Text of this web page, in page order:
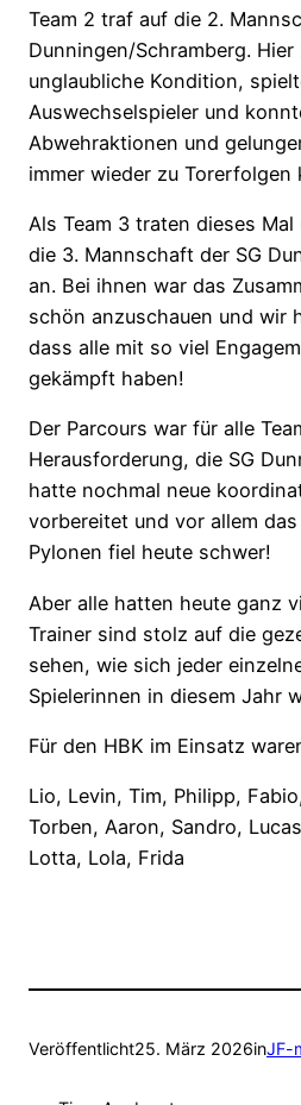
Team 2 traf auf die 2.
Dunningen/Schramberg.
unglaubliche Kondition,
Auswechselspieler und
Abwehraktionen und
immer wieder zu Torerfolgen
Als Team 3 traten dieses
die 3. Mannschaft der SG
an. Bei ihnen war das
schön anzuschauen und wir
dass alle mit so viel
gekämpft haben!
Der Parcours war für alle
Herausforderung, die SG
hatte nochmal neue
vorbereitet und vor allem
Pylonen fiel heute schwer!
Aber alle hatten heute ganz
Trainer sind stolz auf die
sehen, wie sich jeder
Spielerinnen in diesem Jahr
Für den HBK im Einsatz
Lio, Levin, Tim, Philipp,
Torben, Aaron, Sandro,
Lotta, Lola, Frida
Veröffentlicht25. März 2026inJF-